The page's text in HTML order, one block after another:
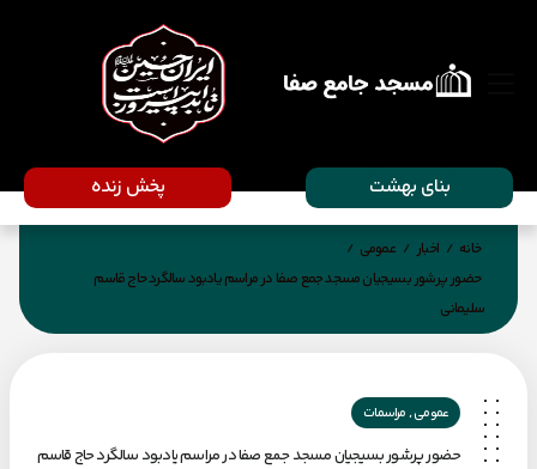
بنای بهشت پخش زنده
خانه / اخبار / عمومی /
حضور پرشور بسیجیان مسجد جمع صفا در مراسم یادبود سالگرد حاج قاسم
سلیمانی
عمومی,مراسمات
حضور پرشور بسیجیان مسجد جمع صفا در مراسم یادبود سالگرد حاج قاسم